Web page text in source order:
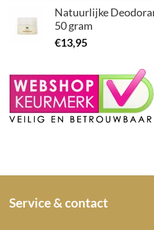
Natuurlijke
50 gram
€13,95
Service & contact